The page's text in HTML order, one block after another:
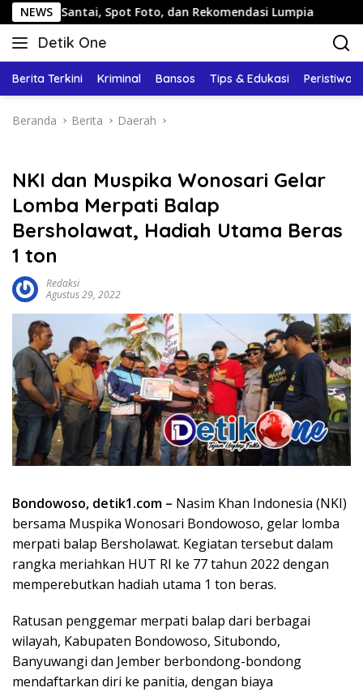
Langsung
ke
konten
NEWS
Spot Foto, dan Rekomendasi Lumpia Panduan
Detik One
Tajam
Fakta
Berita Terkini Kriminal Bansos Tips & Edukasi Peristiwa
Beranda Berita Daerah
NKI dan Muspika Wonosari Gelar
Lomba Merpati Balap
Bersholawat, Hadiah Utama Beras
1 ton
Redaksi
Agustus 29, 2022
Bondowoso, detik1.com – Nasim Khan Indonesia (NKI)
bersama Muspika Wonosari Bondowoso, gelar lomba
merpati balap Bersholawat. Kegiatan tersebut dalam
rangka meriahkan HUT RI ke 77 tahun 2022 dengan
memperebutkan hadiah utama 1 ton beras.
Ratusan penggemar merpati balap dari berbagai
wilayah, Kabupaten Bondowoso, Situbondo,
Banyuwangi dan Jember berbondong-bondong
mendaftarkan diri ke panitia, dengan biaya